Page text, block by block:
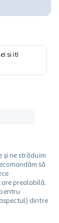
si iti
și ne străduim
să
prealabilă.
dintre